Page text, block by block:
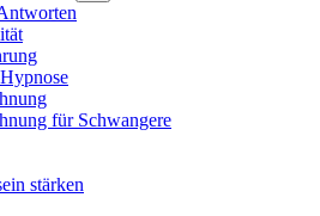
für Schwangere
stärken